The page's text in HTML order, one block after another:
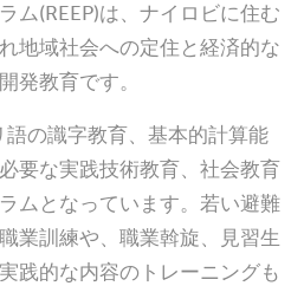
ム(REEP)は、ナイロビに住む
地域社会への定住と経済的な
発教育です。
語の識字教育、基本的計算能
要な実践技術教育、社会教育
ムとなっています。若い避難
業訓練や、職業斡旋、見習生
践的な内容のトレーニングも